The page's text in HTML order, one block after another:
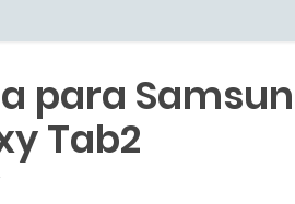
para
Tab2